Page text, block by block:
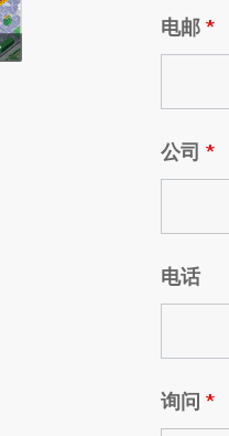
电邮 *
公司 *
电话
询问 *